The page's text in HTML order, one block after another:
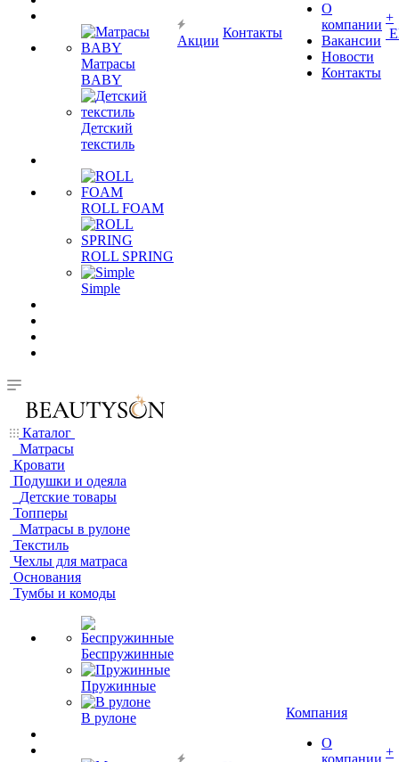
Матрасы
BABY
Детский
текстиль
ROLL FOAM
ROLL SPRING
Simple
Акции
Контакты
О
компании
Вакансии
Новости
Контакты
+
Каталог
Матрасы
Кровати
Подушки и одеяла
Детские товары
Топперы
Матрасы в рулоне
Текстиль
Чехлы для матраса
Основания
Тумбы и комоды
Беспружинные
Пружинные
В рулоне
Компания
О
компании +